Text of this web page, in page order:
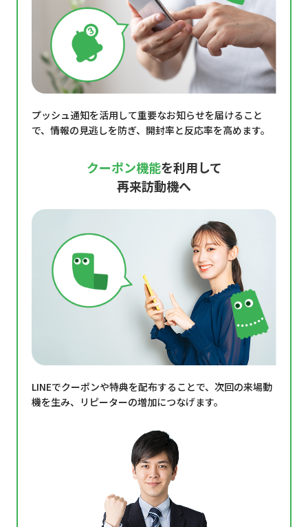
プッシュ通知を活用して重要なお知らせを届けること
で、情報の見逃しを防ぎ、開封率と反応率を高めます。
クーポン機能を利用して
再来訪動機へ
LINEでクーポンや特典を配布することで、次回の来場動
機を生み、リピーターの増加につなげます。